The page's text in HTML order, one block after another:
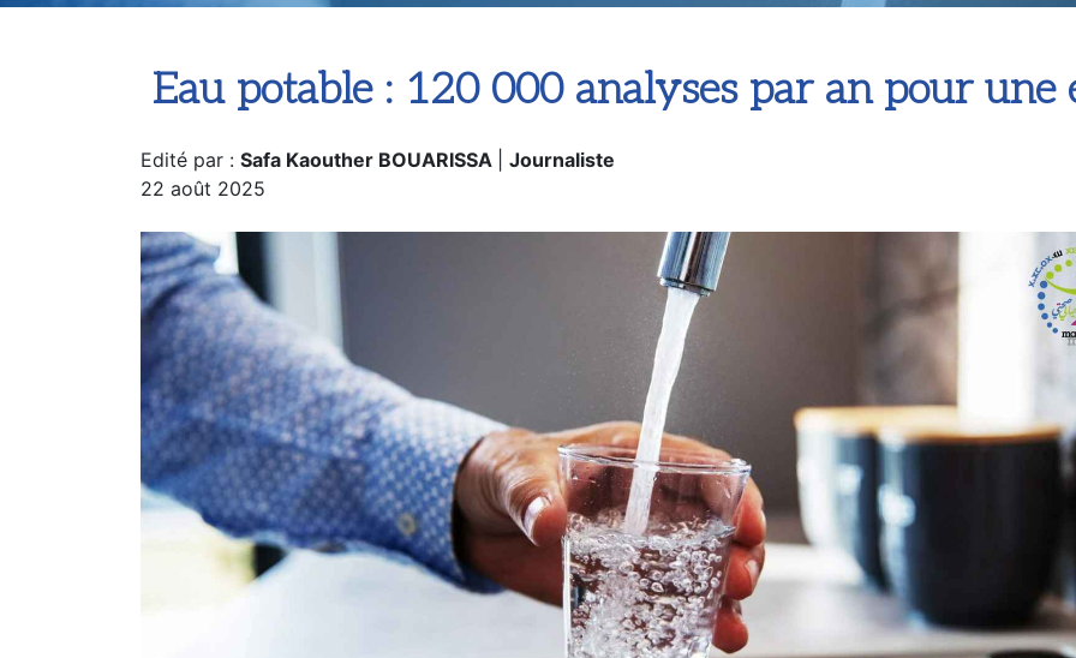
Eau potable : 120 000 analyses par an pour une
Edité par : Safa Kaouther BOUARISSA
Journaliste
22 août 2025